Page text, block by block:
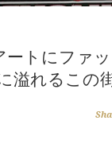
ートにファ
溢れるこの